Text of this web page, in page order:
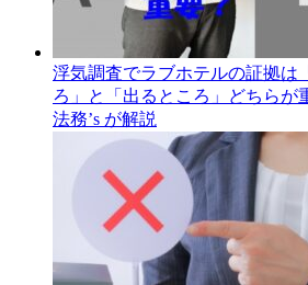
浮気調査でラブホテルの証拠は
ろ」と「出るところ」どちらが
法務’s が解説